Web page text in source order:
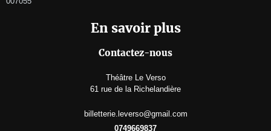
En savoir plus
Contactez-nous
Théâtre Le Verso
61 rue de la Richelandière
billetterie.leverso@gmail.com
0749669837